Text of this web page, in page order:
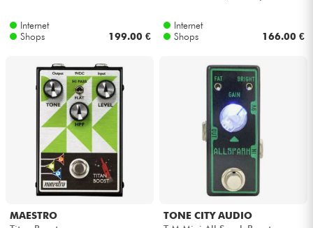
DJ
Licht
Drums
Blasinstrumente
Violinen & Quartett
Kinder
Internet
Shops
199.00 €
Internet
Shops
166.00 €
MAESTRO
TONE CITY AUDIO